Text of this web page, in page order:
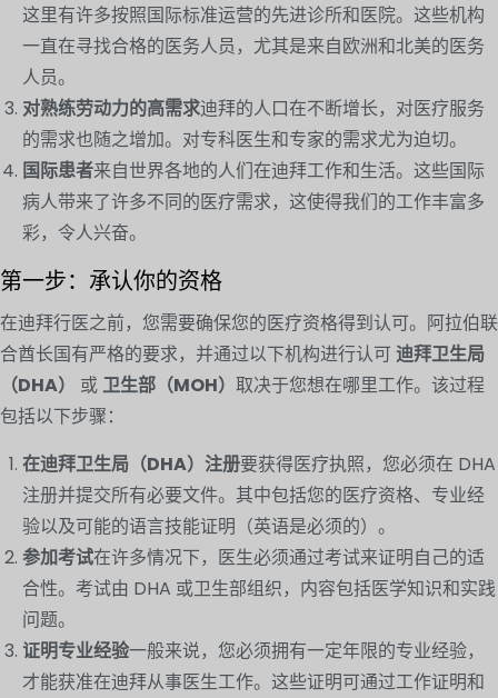
这里有许多按照国际标准运营的先进诊所和医院。这些机构
一直在寻找合格的医务人员，尤其是来自欧洲和北美的医务
人员。
对熟练劳动力的高需求迪拜的人口在不断增长，对医疗服务
的需求也随之增加。对专科医生和专家的需求尤为迫切。
国际患者来自世界各地的人们在迪拜工作和生活。这些国际
病人带来了许多不同的医疗需求，这使得我们的工作丰富多
彩，令人兴奋。
第一步：承认你的资格
在迪拜行医之前，您需要确保您的医疗资格得到认可。阿拉伯联
合酋长国有严格的要求，并通过以下机构进行认可 迪拜卫生局
（DHA）
或 卫生部（MOH） 取决于您想在哪里工作。该过程
包括以下步骤：
在迪拜卫生局（DHA）注册要获得医疗执照，您必须在 DHA
注册并提交所有必要文件。其中包括您的医疗资格、专业经
验以及可能的语言技能证明（英语是必须的）。
参加考试在许多情况下，医生必须通过考试来证明自己的适
合性。考试由 DHA 或卫生部组织，内容包括医学知识和实践
问题。
证明专业经验一般来说，您必须拥有一定年限的专业经验，
才能获准在迪拜从事医生工作。这些证明可通过工作证明和